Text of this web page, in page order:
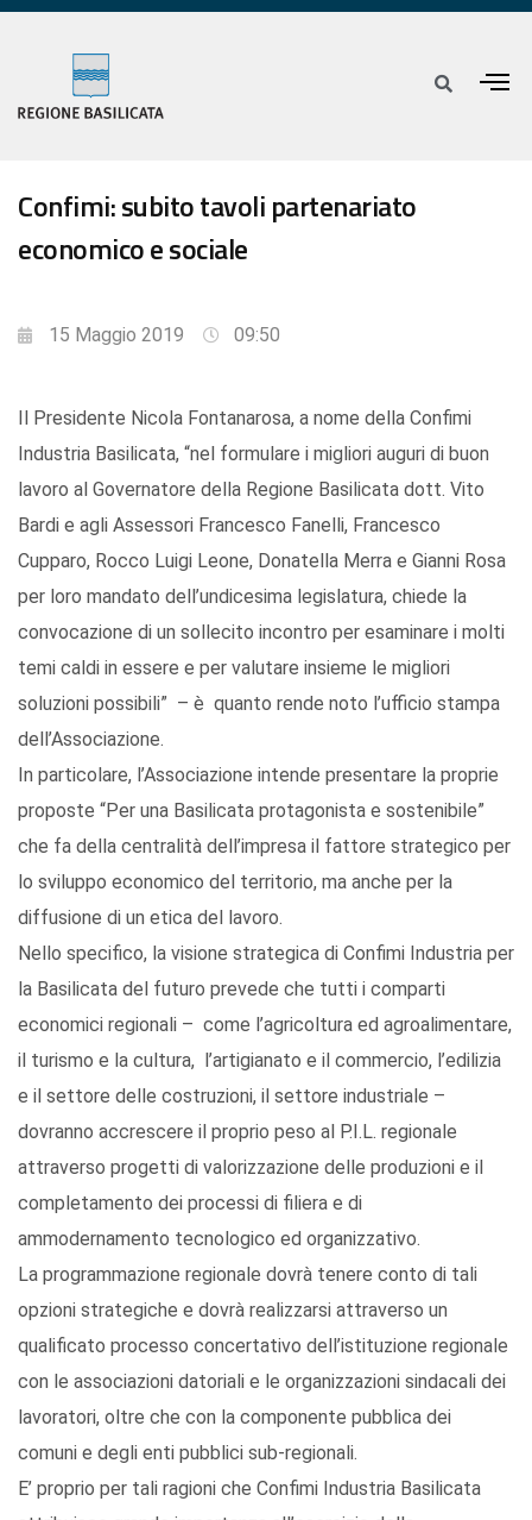
Confimi: subito tavoli partenariato
economico e sociale
15 Maggio 2019 09:50
Il Presidente Nicola Fontanarosa, a nome della Confimi
Industria Basilicata, “nel formulare i migliori auguri di buon
lavoro al Governatore della Regione Basilicata dott. Vito
Bardi e agli Assessori Francesco Fanelli, Francesco
Cupparo, Rocco Luigi Leone, Donatella Merra e Gianni Rosa
per loro mandato dell’undicesima legislatura, chiede la
convocazione di un sollecito incontro per esaminare i molti
temi caldi in essere e per valutare insieme le migliori
soluzioni possibili” – è quanto rende noto l’ufficio stampa
dell’Associazione.
In particolare, l’Associazione intende presentare la proprie
proposte “Per una Basilicata protagonista e sostenibile”
che fa della centralità dell’impresa il fattore strategico per
lo sviluppo economico del territorio, ma anche per la
diffusione di un etica del lavoro.
Nello specifico, la visione strategica di Confimi Industria per
la Basilicata del futuro prevede che tutti i comparti
economici regionali – come l’agricoltura ed agroalimentare,
il turismo e la cultura, l’artigianato e il commercio, l’edilizia
e il settore delle costruzioni, il settore industriale –
dovranno accrescere il proprio peso al P.I.L. regionale
attraverso progetti di valorizzazione delle produzioni e il
completamento dei processi di filiera e di
ammodernamento tecnologico ed organizzativo.
La programmazione regionale dovrà tenere conto di tali
opzioni strategiche e dovrà realizzarsi attraverso un
qualificato processo concertativo dell’istituzione regionale
con le associazioni datoriali e le organizzazioni sindacali dei
lavoratori, oltre che con la componente pubblica dei
comuni e degli enti pubblici sub-regionali.
E’ proprio per tali ragioni che Confimi Industria Basilicata